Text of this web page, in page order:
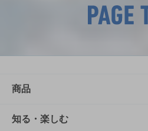
商品
商品TOP
知る・楽しむ